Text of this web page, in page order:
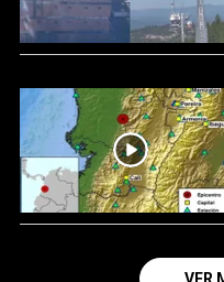
VER